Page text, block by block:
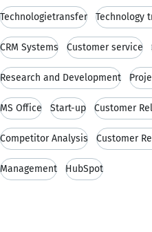
Technologietransfer Technology
CRM Systems Customer service
Research and Development
MS Office Start-up Customer
Competitor Analysis Customer
Management HubSpot